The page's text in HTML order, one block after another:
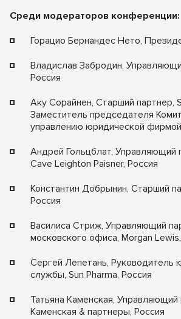
Среди модераторов конференции:
Горацио Бернандес Нето,
Владислав Забродин,
Россия
Аку Сорайнен, Старший партнер,
Заместитель председателя
управлению юридической
Андрей Гольцблат, Управляющий
Cave Leighton Paisner, Россия
Константин Добрынин, Старший
Россия
Василиса Стриж, Управляющий
московского офиса, Morgan
Сергей Лепетань, Руководитель
службы, Sun Pharma, Россия
Татьяна Каменская, Управляющий
Каменская & партнеры, Россия